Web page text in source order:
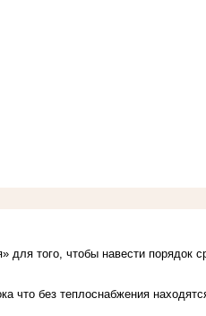
того, чтобы навести порядок
что без теплоснабжения